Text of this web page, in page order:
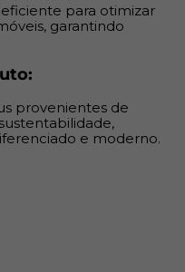
devido à ausência
elimina imperfeições
rachaduras e furos;
excelente
processo de
execução dos
para otimizar
garantindo
provenientes de
e moderno.